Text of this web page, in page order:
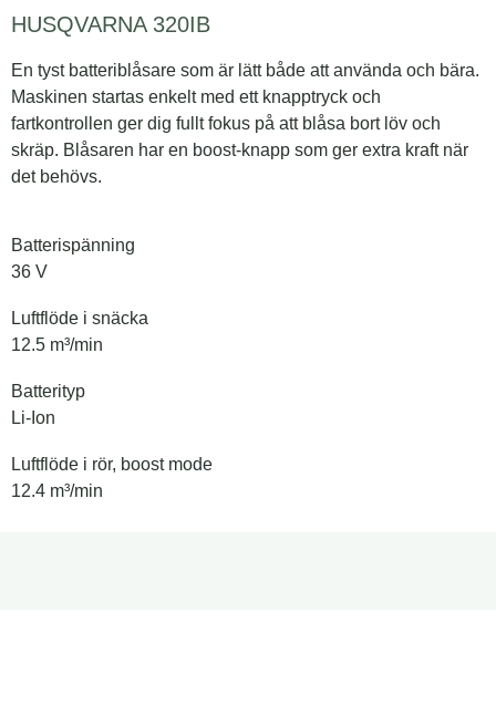
HUSQVARNA 320IB
En tyst batteriblåsare som är lätt både att använda och bära.
Maskinen startas enkelt med ett knapptryck och
fartkontrollen ger dig fullt fokus på att blåsa bort löv och
skräp. Blåsaren har en boost-knapp som ger extra kraft när
det behövs.
Batterispänning
36 V
Luftflöde i snäcka
12.5 m³/min
Batterityp
Li-Ion
Luftflöde i rör, boost mode
12.4 m³/min